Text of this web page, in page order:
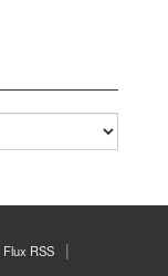
Flux RSS